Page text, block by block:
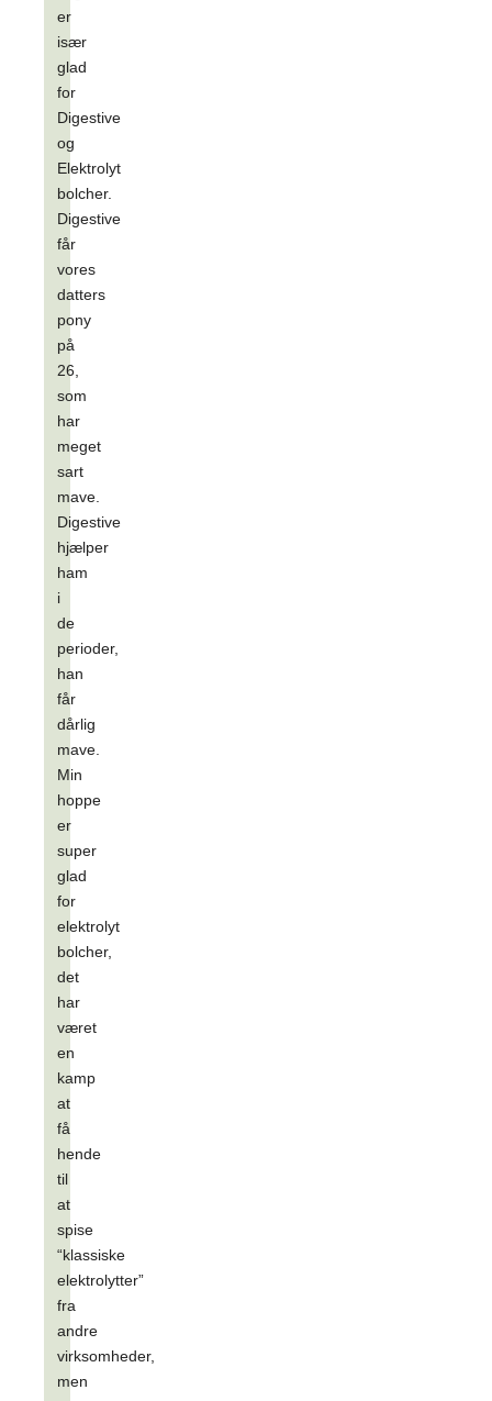
er
især
glad
for
Digestive
og
Elektrolyt
bolcher.
Digestive
får
vores
datters
pony
på
26,
som
har
meget
sart
mave.
Digestive
hjælper
ham
i
de
perioder,
han
får
dårlig
mave.
Min
hoppe
er
super
glad
for
elektrolyt
bolcher,
det
har
været
en
kamp
at
få
hende
til
at
spise
“klassiske
elektrolytter”
fra
andre
virksomheder,
men